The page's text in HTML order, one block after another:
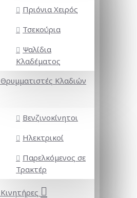
Πριόνια Χειρός
Τσεκούρια
Ψαλίδια
Κλαδέματος
Θρυμματιστές Κλαδιών
Βενζινοκίνητοι
Ηλεκτρικοί
Παρελκόμενος σε
Τρακτέρ
Κινητήρες